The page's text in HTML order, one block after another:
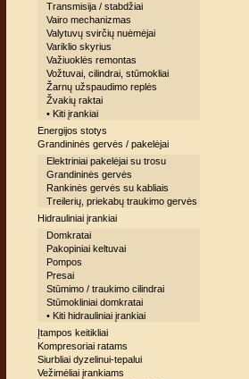
Transmisija / stabdžiai
Vairo mechanizmas
Valytuvų svirčių nuėmėjai
Variklio skyrius
Važiuoklės remontas
Vožtuvai, cilindrai, stūmokliai
Žarnų užspaudimo replės
Žvakių raktai
• Kiti įrankiai
Energijos stotys
Grandininės gervės / pakelėjai
Elektriniai pakelėjai su trosu
Grandininės gervės
Rankinės gervės su kabliais
Treilerių, priekabų traukimo gervės
Hidrauliniai įrankiai
Domkratai
Pakopiniai keltuvai
Pompos
Presai
Stūmimo / traukimo cilindrai
Stūmokliniai domkratai
• Kiti hidrauliniai įrankiai
Įtampos keitikliai
Kompresoriai ratams
Siurbliai dyzelinui-tepalui
Vežimėliai įrankiams